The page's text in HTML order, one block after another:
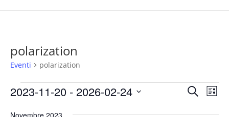
polarization
Eventi polarization
Eventi Eventi
CercaLista
2023-11-20 - 2026-02-24
Novembre 2023